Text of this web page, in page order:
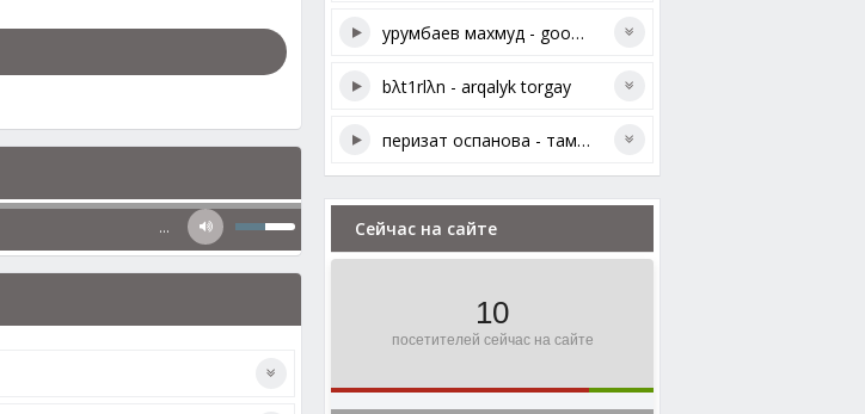
…
урумбаев махмуд - good mood
bλt1rlλn - arqalyk torgay
перизат оспанова - тамабек менің ауылым
Сейчас на сайте
10
посетителей сейчас на сайте